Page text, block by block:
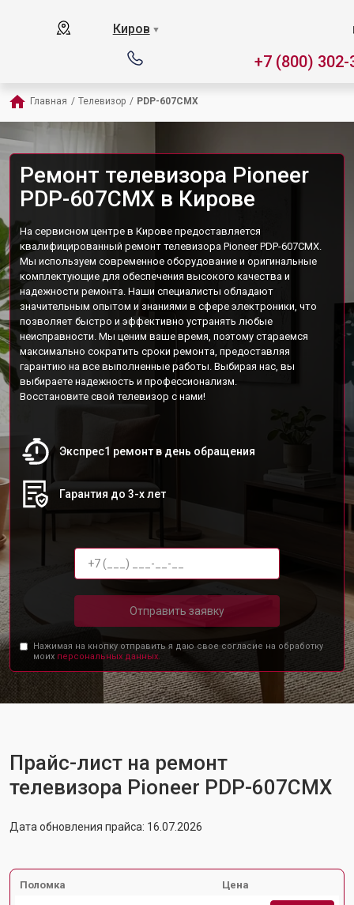
Киров ▼
+7 (800) 302-
Главная / Телевизор / PDP-607CMX
Ремонт телевизора Pioneer
PDP-607CMX в Кирове
На сервисном центре в Кирове предоставляется
квалифицированный ремонт телевизора Pioneer PDP-607CMX.
Мы используем современное оборудование и оригинальные
комплектующие для обеспечения высокого качества и
надежности ремонта. Наши специалисты обладают
значительным опытом и знаниями в сфере электроники, что
позволяет быстро и эффективно устранять любые
неисправности. Мы ценим ваше время, поэтому стараемся
максимально сократить сроки ремонта, предоставляя
гарантию на все выполненные работы. Выбирая нас, вы
выбираете надежность и профессионализм.
Восстановите свой телевизор с нами!
Экспрес1 ремонт в день обращения
Гарантия до 3-х лет
Отправить заявку
Нажимая на кнопку отправить я даю свое согласие на обработку
моих персональных данных.
Прайс-лист на ремонт
телевизора Pioneer PDP-607CMX
Дата обновления прайса: 16.07.2026
Поломка Цена